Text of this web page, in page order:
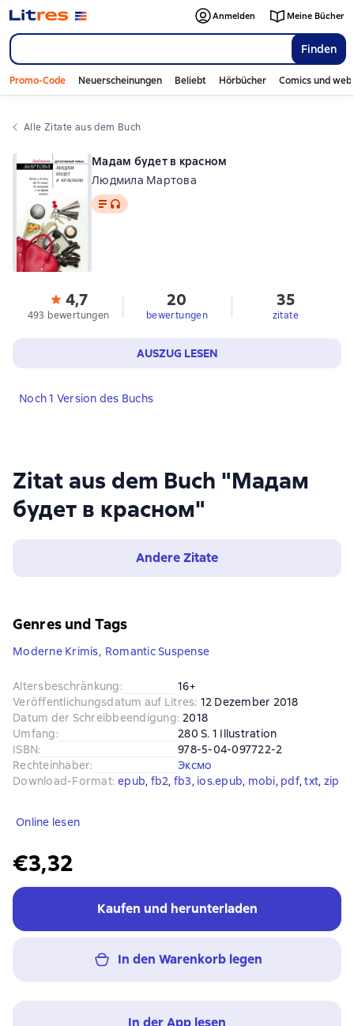
Finden
Anmelden Meine Bücher
Promo-Code Neuerscheinungen Beliebt Hörbücher Comics und
Alle Zitate aus dem Buch
Zitat aus dem Buch "Мадам
будет в красном"
Andere Zitate
Мадам будет в красном
Людмила Мартова
Text, Audioformat verfügbar
4,7
493 bewertungen
20
bewertungen
35
zitate
AUSZUG LESEN
Noch 1 Version des Buchs
Genres und Tags
Moderne Krimis, Romantic Suspense
Altersbeschränkung:
16+
Veröffentlichungsdatum auf Litres: 12 Dezember 2018
Datum der Schreibbeendigung: 2018
Umfang:
280 S. 1 Illustration
ISBN:
978-5-04-097722-2
Rechteinhaber:
Эксмо
Download-Format: epub, fb2, fb3, ios.epub, mobi, pdf, txt, zip
Online lesen
€3,32
Kaufen und herunterladen
In den Warenkorb legen
In der App lesen